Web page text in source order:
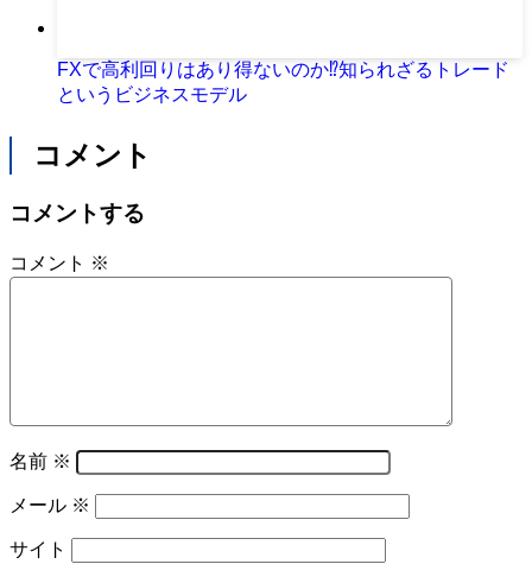
FXで高利回りはあり得ないのか⁉知られざるトレード
というビジネスモデル
コメント
コメントする
コメント ※
名前 ※
メール ※
サイト